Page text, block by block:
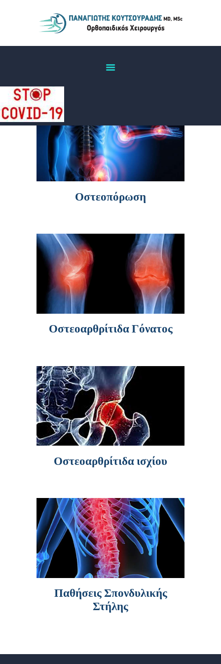
ΠΑΘΉΣΕΙΣ
ΙΑΤΡΕΊΟ
ΕΠΙΚΟΙΝΩΝΊΑ
Οστεοπόρωση
Οστεοαρθρίτιδα Γόνατος
Οστεοαρθρίτιδα ισχίου
Παθήσεις Σπονδυλικής
Στήλης